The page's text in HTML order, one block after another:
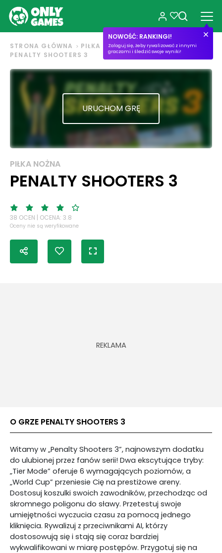
NOWOŚĆ: RANKINGI!
Zaloguj się, żeby rywalizować z innymi
graczami i śledzić swoje wyniki!
STRONA GŁÓWNA
PIŁKA NOŻNA
PENALTY SHOOTERS 3
URUCHOM GRĘ
PIŁKA NOŻNA
PENALTY SHOOTERS 3
38 OCEN | OCENA: 3.8
Oceny nie są weryfikowane
O GRZE PENALTY SHOOTERS 3
Witamy w „Penalty Shooters 3”, najnowszym dodatku
do ulubionej przez fanów serii! Dwa ekscytujące tryby:
„Tier Mode” oferuje 6 wymagających poziomów, a
„World Cup” przeniesie Cię na prestiżowe areny.
Dostosuj koszulki swoich zawodników, przechodząc od
skromnego poligonu do sławy. Przetestuj swoje
umiejętności wyczucia czasu za pomocą jednego
kliknięcia. Rywalizuj z przeciwnikami AI, którzy
dostosowują się i stają się coraz bardziej
wykwalifikowani w miarę postępów. Przygotuj się na